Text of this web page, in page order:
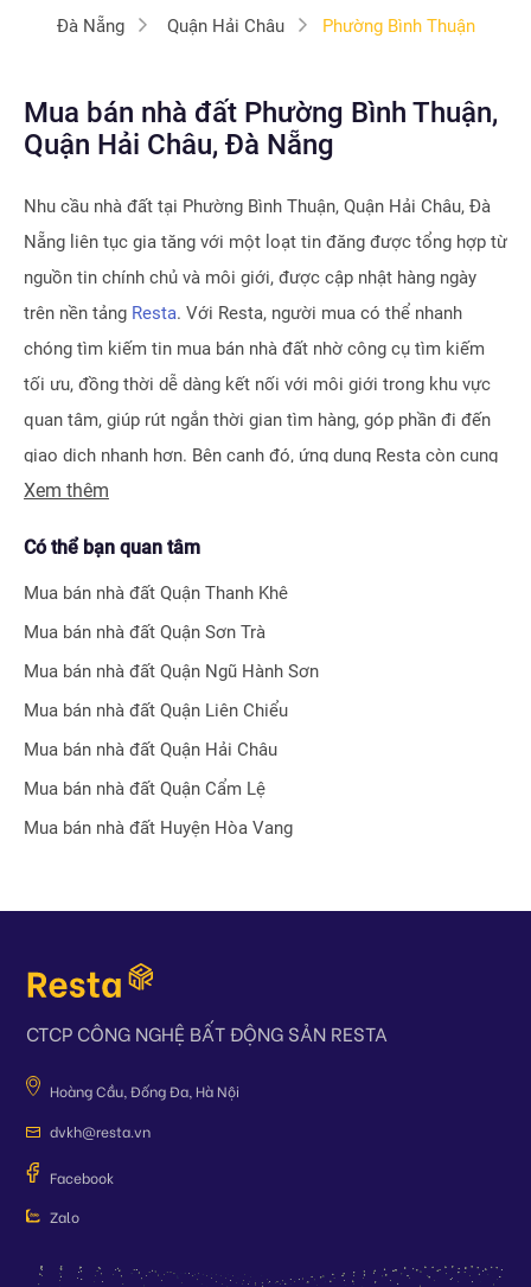
Đà Nẵng Quận Hải Châu Phường Bình Thuận
Mua bán nhà đất Phường Bình Thuận,
Quận Hải Châu, Đà Nẵng
Nhu cầu nhà đất tại Phường Bình Thuận, Quận Hải Châu, Đà
Nẵng liên tục gia tăng với một loạt tin đăng được tổng hợp từ
nguồn tin chính chủ và môi giới, được cập nhật hàng ngày
trên nền tảng Resta. Với Resta, người mua có thể nhanh
chóng tìm kiếm tin mua bán nhà đất nhờ công cụ tìm kiếm
tối ưu, đồng thời dễ dàng kết nối với môi giới trong khu vực
quan tâm, giúp rút ngắn thời gian tìm hàng, góp phần đi đến
giao dịch nhanh hơn. Bên cạnh đó, ứng dụng Resta còn cung
cấp công cụ Đăng tin vô cùng tiện ích, giúp người bán hay
tính điểm thông minh.
phát triển nhiều công cụ hỗ trợ tối ưu cho các nhà đầu tư bất
động sản chuyên nghiệp nhưTra cứu quy hoạch toàn quốc
miễn phí, Bộ lọc địa phương 360hay
Với nhiều công cụ tiện ích mà nền tảng mang lại, chúng tôi
tin rằngRestasẽ trở thành trợ thủ đắc lực cho nhà đầu tư
trong quá trình tìm kiếm và đầu tư bất động sản.
Xem thêm
Có thể bạn quan tâm
Mua bán nhà đất Quận Thanh Khê
Mua bán nhà đất Quận Sơn Trà
Mua bán nhà đất Quận Ngũ Hành Sơn
Mua bán nhà đất Quận Liên Chiểu
Mua bán nhà đất Quận Hải Châu
Mua bán nhà đất Quận Cẩm Lệ
Mua bán nhà đất Huyện Hòa Vang
CTCP CÔNG NGHỆ BẤT ĐỘNG SẢN RESTA
Hoàng Cầu, Đống Đa, Hà Nội
dvkh@resta.vn
Facebook
Zalo